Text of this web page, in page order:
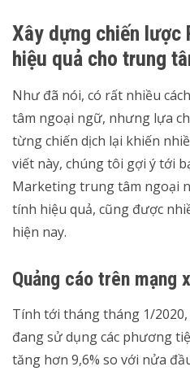
Xây dựng chiến lược
hiệu quả cho trung
Như đã nói, có rất nhiều
tâm ngoại ngữ, nhưng lựa
từng chiến dịch lại khiến
viết này, chúng tôi gợi ý tới
Marketing trung tâm ngoại
tính hiệu quả, cũng được
hiện nay.
Quảng cáo trên mạng
Tính tới tháng tháng 1/
đang sử dụng các phương
tăng hơn 9,6% so với nửa